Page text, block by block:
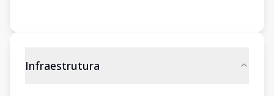
Infraestrutura